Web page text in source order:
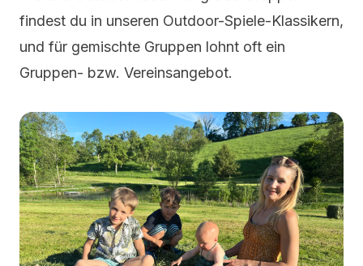
findest du in unseren Outdoor-Spiele-Klassikern,
und für gemischte Gruppen lohnt oft ein
Gruppen- bzw. Vereinsangebot.